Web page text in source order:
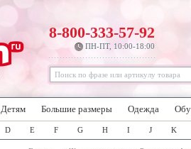
8-800-333-57-92
ПН-ПТ, 10:00-18:00
Детям Большие размеры Одежда
D E F G H I J K